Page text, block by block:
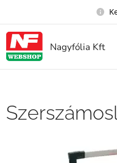
Nagyfólia Kft